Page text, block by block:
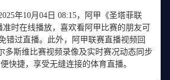
年10月04日 08:15，阿甲《圣塔菲联
时在线播放，喜欢看阿甲比赛的朋友可
错过直播。此外，阿甲联赛直播视频回
多斯维比赛视频录像及实时赛况动态同步
快捷，享受无缝连接的体育直播。